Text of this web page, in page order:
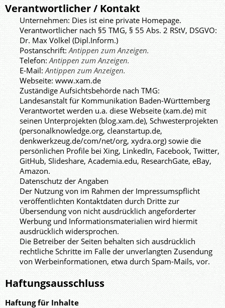
Verantwortlicher / Kontakt
Unternehmen: Dies ist eine private Homepage.
Verantwortlicher nach §5 TMG, § 55 Abs. 2 RStV, DSGVO:
Dr. Max Völkel (Dipl.Inform.)
Postanschrift:
Telefon:
E-Mail:
Webseite: www.xam.de
Zuständige Aufsichtsbehörde nach TMG:
Landesanstalt für Kommunikation Baden-Württemberg
Verantwortet werden u.a. diese Webseite (xam.de) mit
seinen Unterprojekten (blog.xam.de), Schwesterprojekten
(personalknowledge.org, cleanstartup.de,
denkwerkzeug.de/com/net/org, xydra.org) sowie die
persönlichen Profile bei Xing, LinkedIn, Facebook, Twitter,
GitHub, Slideshare, Academia.edu, ResearchGate, eBay,
Amazon.
Datenschutz der Angaben
Der Nutzung von im Rahmen der Impressumspflicht
veröffentlichten Kontaktdaten durch Dritte zur
Übersendung von nicht ausdrücklich angeforderter
Werbung und Informationsmaterialien wird hiermit
ausdrücklich widersprochen.
Die Betreiber der Seiten behalten sich ausdrücklich
rechtliche Schritte im Falle der unverlangten Zusendung
von Werbeinformationen, etwa durch Spam-Mails, vor.
Haftungsausschluss
Haftung für Inhalte